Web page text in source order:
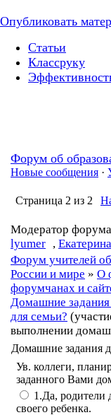
Опубликовать
Статьи
Классруку
Форум об
Новые сообщения ·
Страница 2 из 2
Модератор
lyumer ,
Форум учителей
России и мире » О
форумчанах и
Домашние задания
для семьи?
выполнении
Домашние задания
Ув. коллеги,
заданного Вами
1.Да, родители
своего ребенка.